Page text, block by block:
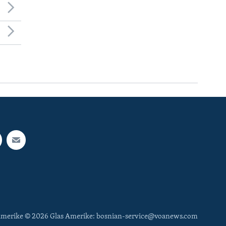
© 2026 Glas Amerike: bosnian-service@voanews.com